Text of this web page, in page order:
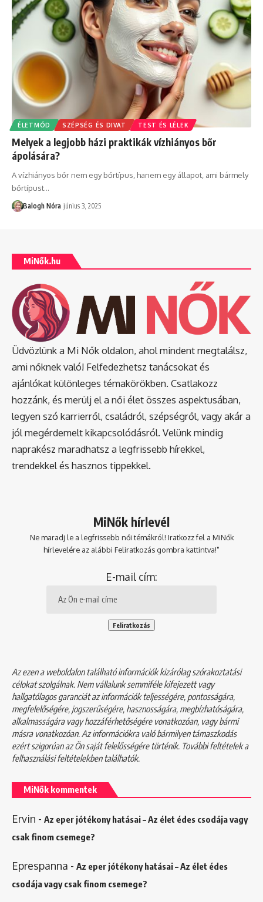
ÉLETMÓD SZÉPSÉG ÉS DIVAT TEST ÉS LÉLEK
Melyek a legjobb házi praktikák vízhiányos bőr
ápolására?
A vízhiányos bőr nem egy bőrtípus, hanem egy állapot, ami bármely
bőrtípust…
Balogh Nóra június 3, 2025
MiNők.hu
Üdvözlünk a Mi Nők oldalon, ahol mindent megtalálsz,
ami nőknek való! Felfedezhetsz tanácsokat és
ajánlókat különleges témakörökben. Csatlakozz
hozzánk, és merülj el a női élet összes aspektusában,
legyen szó karrierről, családról, szépségről, vagy akár a
jól megérdemelt kikapcsolódásról. Velünk mindig
naprakész maradhatsz a legfrissebb hírekkel,
trendekkel és hasznos tippekkel.
MiNők hírlevél
Ne maradj le a legfrissebb női témákról! Iratkozz fel a MiNők
hírlevelére az alábbi Feliratkozás gombra kattintva!"
E-mail cím:
Az ezen a weboldalon található információk kizárólag szórakoztatási
célokat szolgálnak. Nem vállalunk semmiféle kifejezett vagy
hallgatólagos garanciát az információk teljességére, pontosságára,
megfelelőségére, jogszerűségére, hasznosságára, megbízhatóságára,
alkalmasságára vagy hozzáférhetőségére vonatkozóan, vagy bármi
másra vonatkozóan. Az információkra való bármilyen támaszkodás
ezért szigorúan az Ön saját felelősségére történik. További feltételek a
felhasználási feltételekbentalálhatók.
MiNők kommentek
Ervin - Az eper jótékony hatásai – Az élet édes csodája vagy
csak finom csemege?
Eprespanna - Az eper jótékony hatásai – Az élet édes
csodája vagy csak finom csemege?